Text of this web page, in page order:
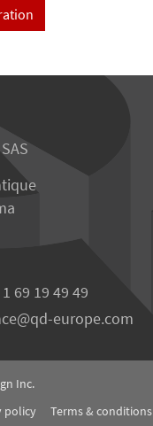
69 19 49 49
qd-europe.com
Inc.
policy Terms & conditions